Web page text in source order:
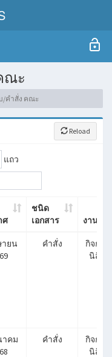
ณะ
/คำสั่ง คณะ
Reload
แถว
ศ
ชนิด
เอกสาร
งาน
ศ
ชนิด
งาน
ายน
คำสั่ง
กิจการ
นิสิต
าคม
คำสั่ง
กิจการ
นิสิต